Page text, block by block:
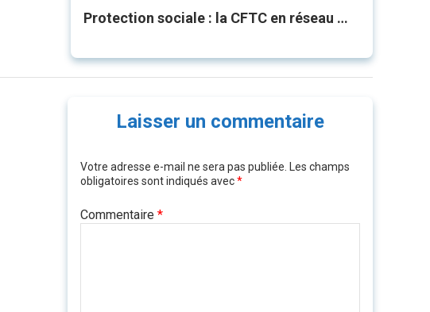
Protection sociale : la CFTC en réseau …
Laisser un commentaire
Votre adresse e-mail ne sera pas publiée.
Les champs
obligatoires sont indiqués avec*
Commentaire *